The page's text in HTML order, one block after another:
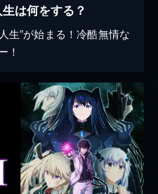
は何をする？
生”が始まる！冷酷無情な
！